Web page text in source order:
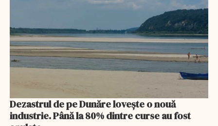
Dezastrul de pe Dunăre lovește o nouă
industrie. Până la 80% dintre curse au fost